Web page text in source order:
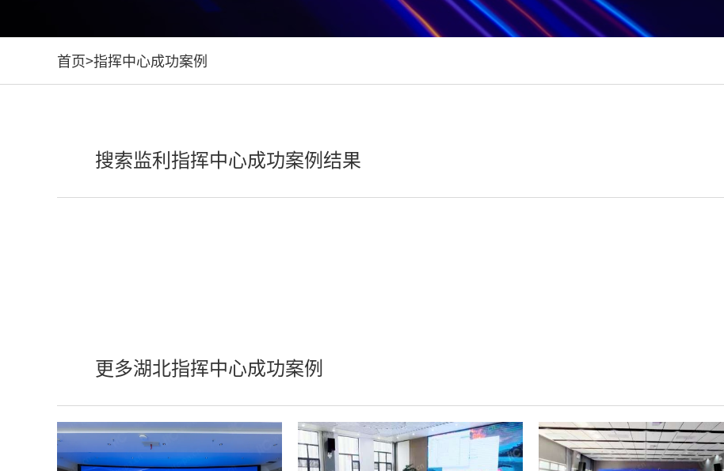
AI指挥调度系统 监控指挥中心
首页>指挥中心成功案例
搜索监利指挥中心成功案例结果
更多湖北指挥中心成功案例